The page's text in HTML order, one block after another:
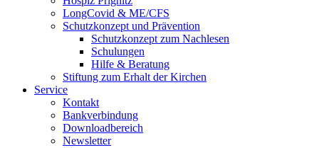
LongCovid & ME/CFS
Schutzkonzept und Prävention
Schutzkonzept zum Nachlesen
Schulungen
Hilfe & Beratung
Stiftung zum Erhalt der Kirchen
Service
Kontakt
Bankverbindung
Downloadbereich
Newsletter